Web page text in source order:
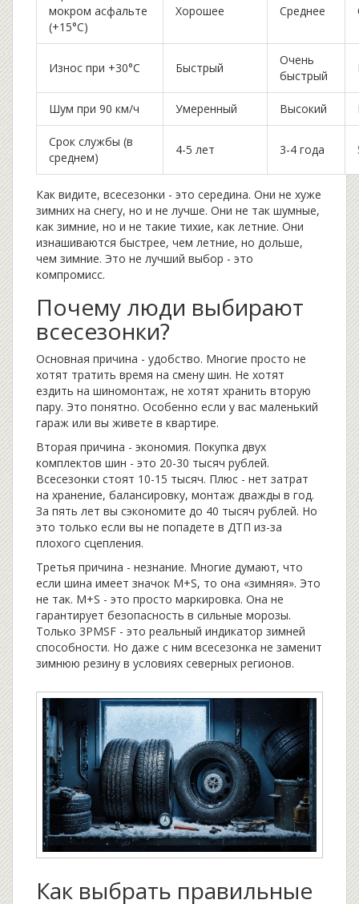
мокром асфальте
(+15°C)
Хорошее Среднее
Износ при +30°C Быстрый
Очень
быстрый
Шум при 90 км/ч Умеренный Высокий
Срок службы (в
среднем)
4-5 лет 3-4 года
Как видите, всесезонки - это середина. Они не хуже
зимних на снегу, но и не лучше. Они не так шумные,
как зимние, но и не такие тихие, как летние. Они
изнашиваются быстрее, чем летние, но дольше,
чем зимние. Это не лучший выбор - это
компромисс.
Почему люди выбирают
всесезонки?
Основная причина - удобство. Многие просто не
хотят тратить время на смену шин. Не хотят
ездить на шиномонтаж, не хотят хранить вторую
пару. Это понятно. Особенно если у вас маленький
гараж или вы живете в квартире.
Вторая причина - экономия. Покупка двух
комплектов шин - это 20-30 тысяч рублей.
Всесезонки стоят 10-15 тысяч. Плюс - нет затрат
на хранение, балансировку, монтаж дважды в год.
За пять лет вы сэкономите до 40 тысяч рублей. Но
это только если вы не попадете в ДТП из-за
плохого сцепления.
Третья причина - незнание. Многие думают, что
если шина имеет значок M+S, то она «зимняя». Это
не так. M+S - это просто маркировка. Она не
гарантирует безопасность в сильные морозы.
Только 3PMSF - это реальный индикатор зимней
способности. Но даже с ним всесезонка не заменит
зимнюю резину в условиях северных регионов.
Как выбрать правильные